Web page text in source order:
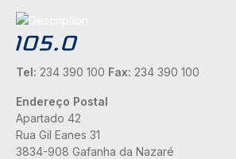
Tel: 234 390 100 Fax: 234 390 100
Endereço Postal
Apartado 42
Rua Gil Eanes 31
3834-908 Gafanha da Nazaré